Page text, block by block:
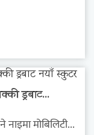
ड्रबाट...
मोबिलिटी...